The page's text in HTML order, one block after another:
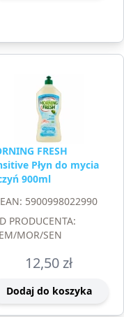
FRESH
Płyn do mycia
900ml
EAN: 5900998022990
PRODUCENTA:
MOR/SEN
12,50zł
Dodaj do koszyka